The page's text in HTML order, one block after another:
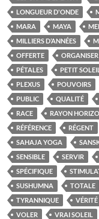
LONGUEUR D'ONDE
MARA
MAYA
MILLIERS D’ANNÉES
OFFERTE
ORGANISER
PÉTALES
PETIT SOLEIL
PLEXUS
POUVOIRS
PUBLIC
QUALITÉ
RACE
RAYON
RÉFÉRENCE
RÉGENT
SAHAJA YOGA
SENSIBLE
SERVIR
SPÉCIFIQUE
SUSHUMNA
TOTALE
TYRANNIQUE
VÉRITÉ
VOLER
VRAI SOLEIL